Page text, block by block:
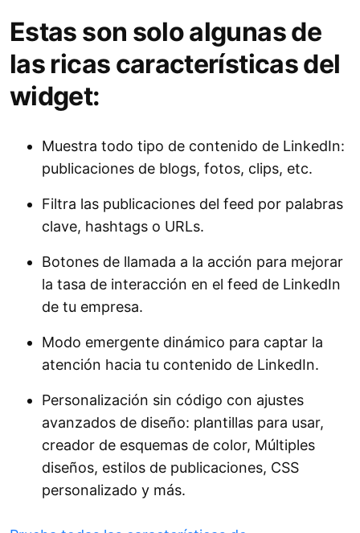
Feed de Instagram
Temporizador de cuenta
regresiva
Estas son solo algunas de
las ricas características del
widget:
Muestra todo tipo de contenido de LinkedIn:
publicaciones de blogs, fotos, clips, etc.
Filtra las publicaciones del feed por palabras
clave, hashtags o URLs.
Botones de llamada a la acción para mejorar
la tasa de interacción en el feed de LinkedIn
de tu empresa.
Modo emergente dinámico para captar la
atención hacia tu contenido de LinkedIn.
Personalización sin código con ajustes
avanzados de diseño: plantillas para usar,
creador de esquemas de color, Múltiples
diseños, estilos de publicaciones, CSS
personalizado y más.